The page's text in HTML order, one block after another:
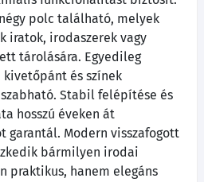
polc található, melyek
iratok, irodaszerek vagy
tárolására. Egyedileg
és színek
Stabil felépítése és
hosszú éveken át
garantál. Modern visszafogott
bármilyen irodai
praktikus, hanem elegáns